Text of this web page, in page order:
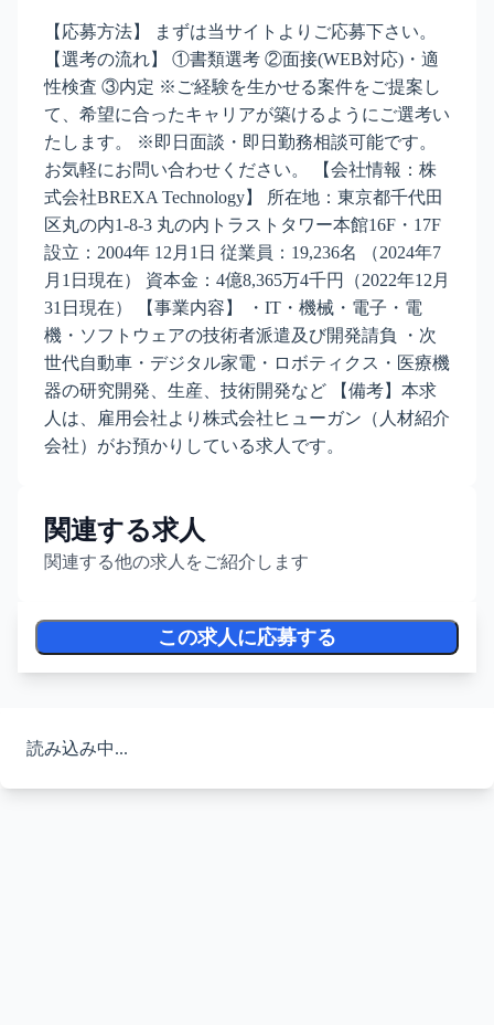
【応募方法】 まずは当サイトよりご応募下さい。
【選考の流れ】 ①書類選考 ②面接(WEB対応)・適
性検査 ③内定 ※ご経験を生かせる案件をご提案し
て、希望に合ったキャリアが築けるようにご選考い
たします。 ※即日面談・即日勤務相談可能です。
お気軽にお問い合わせください。 【会社情報：株
式会社BREXA Technology】 所在地：東京都千代田
区丸の内1-8-3 丸の内トラストタワー本館16F・17F
設立：2004年 12月1日 従業員：19,236名 （2024年7
月1日現在） 資本金：4億8,365万4千円（2022年12月
31日現在） 【事業内容】 ・IT・機械・電子・電
機・ソフトウェアの技術者派遣及び開発請負 ・次
世代自動車・デジタル家電・ロボティクス・医療機
器の研究開発、生産、技術開発など 【備考】本求
人は、雇用会社より株式会社ヒューガン（人材紹介
会社）がお預かりしている求人です。
関連する求人
関連する他の求人をご紹介します
この求人に応募する
読み込み中...